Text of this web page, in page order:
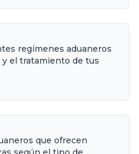
regímenes aduaneros
el tratamiento de tus
que ofrecen